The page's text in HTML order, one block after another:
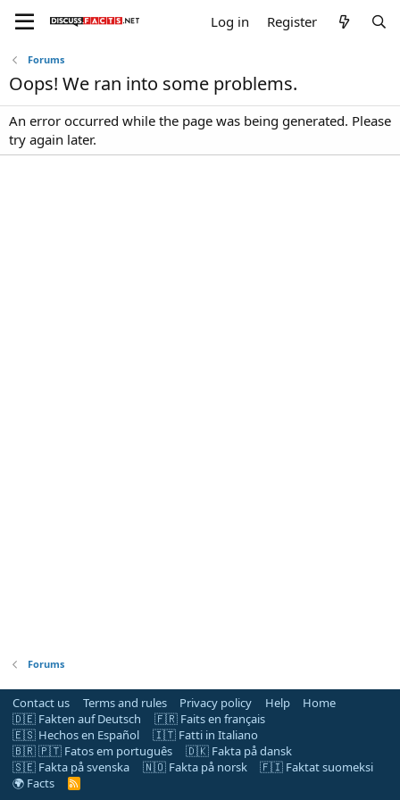
Log in Register
Forums
Oops! We ran into some problems.
An error occurred while the page was being generated. Please
try again later.
Forums
Contact us Terms and rules Privacy policy Help
Home
🇩🇪 Fakten auf Deutsch
🇫🇷 Faits en français
🇪🇸 Hechos en Español
🇮🇹 Fatti in Italiano
🇧🇷 🇵🇹 Fatos em português
🇩🇰 Fakta på dansk
🇸🇪 Fakta på svenska
🇳🇴 Fakta på norsk
🇫🇮 Faktat suomeksi
🌍 Facts
R